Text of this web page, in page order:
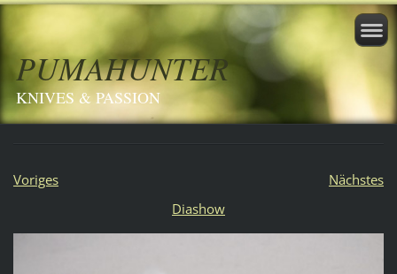
PUMAHUNTER
KNIVES & PASSION
Voriges
Nächstes
Diashow